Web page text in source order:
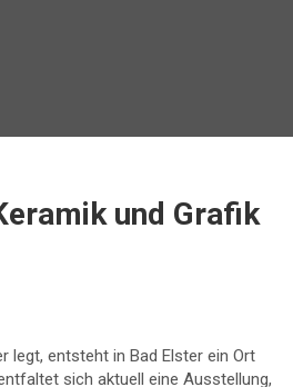
und Grafik
legt, entsteht in Bad Elster ein Ort
sich aktuell eine Ausstellung,